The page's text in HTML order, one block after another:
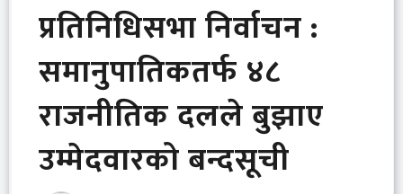
प्रतिनिधिसभा निर्वाचन :
समानुपातिकतर्फ ४८
राजनीतिक दलले बुझाए
उम्मेदवारको बन्दसूची